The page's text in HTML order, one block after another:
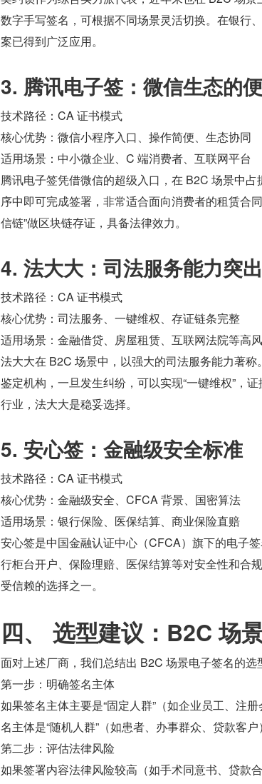
数字手写签名，可根据不同场景灵活切换。在银行
案已得到广泛应用。
3. 腾讯电子签：微信生态的
技术路径：CA 证书模式
核心优势：微信小程序入口、操作简便、生态协同
适用场景：中小微企业、C 端消费者、互联网平台
腾讯电子签凭借微信的超级入口，在 B2C 场景中
序中即可完成签署，非常适合面向消费者的租赁合
信链”做区块链存证，具备法律效力。
4. 法大大：司法服务能力突出
技术路径：CA 证书模式
核心优势：司法服务、一键维权、存证链条完整
适用场景：金融借贷、房屋租赁、互联网法院等高
法大大在 B2C 场景中，以强大的司法服务能力著
鉴定机构，一旦发生纠纷，可以实现“一键维权”，
行业，法大大是稳妥选择。
5. 安心签：金融级安全标准
技术路径：CA 证书模式
核心优势：金融级安全、CFCA 背景、国密算法
适用场景：银行保险、医保结算、商业保险直赔
安心签是中国金融认证中心（CFCA）旗下的电子
行柜台开户、保险理赔、医保结算等对安全性和合
受信赖的选择之一。
四、 选型建议：B2C 场
面对上述厂商，我们总结出 B2C 场景电子签名的选
第一步：明确签名主体
如果签名主体主要是“固定人群”（如企业员工、注
名主体是“随机人群”（如患者、办事群众、贷款客
第二步：评估法律风险
如果签署内容法律风险较高（如手术同意书、贷款